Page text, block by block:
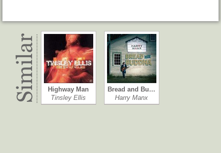
Highway Man
Tinsley Ellis
Bread and Bu…
Harry Manx